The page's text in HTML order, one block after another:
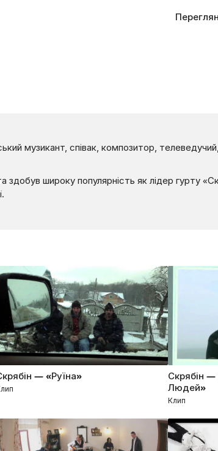
музикант, співак, композитор,
здобув широку популярність як лідер гурту
— «Руїна»
Скрябін
Людей»
Клип